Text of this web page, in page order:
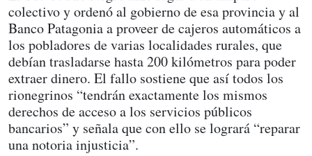
colectivo y ordenó al gobierno de esa provincia y al
Banco Patagonia a proveer de cajeros automáticos a
los pobladores de varias localidades rurales, que
debían trasladarse hasta 200 kilómetros para poder
extraer dinero. El fallo sostiene que así todos los
rionegrinos “tendrán exactamente los mismos
derechos de acceso a los servicios públicos
bancarios” y señala que con ello se logrará “reparar
una notoria injusticia”.